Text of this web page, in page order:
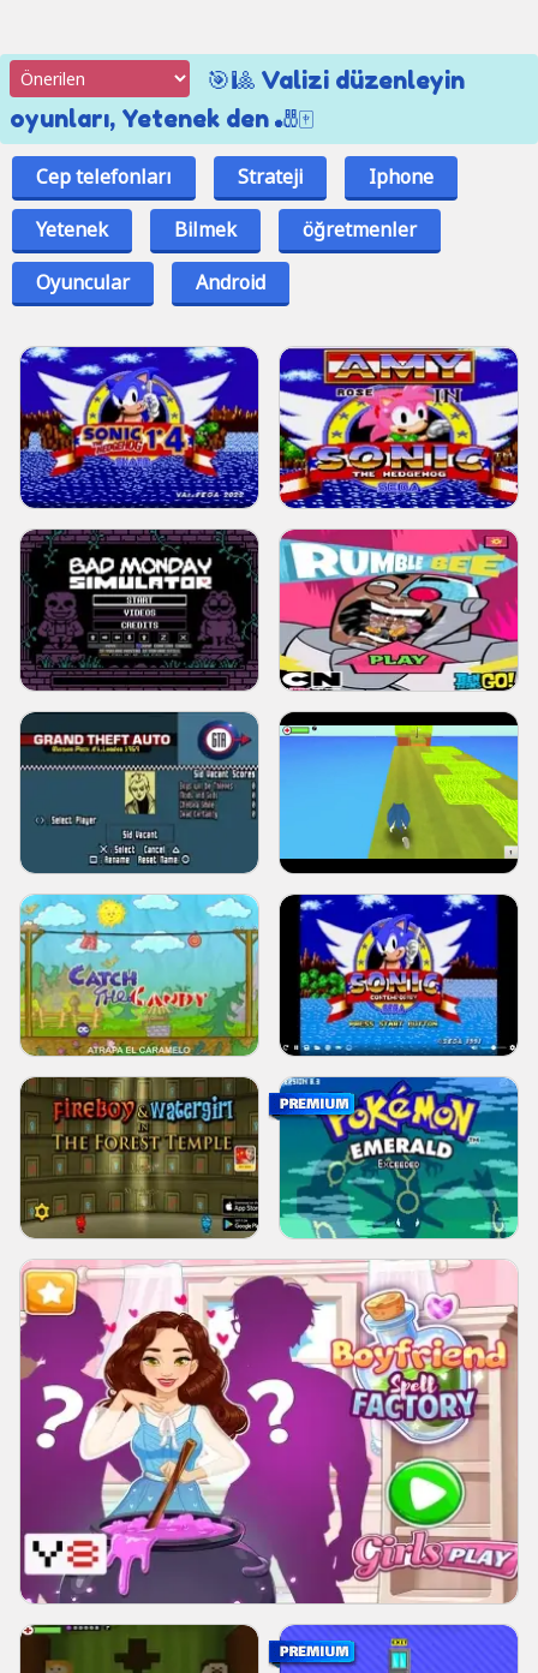
🎯🎱 Valizi düzenleyin
oyunları, Yetenek den 🎳🀄
Cep telefonları Strateji
Iphone
Yetenek
Bilmek
öğretmenler
Oyuncular
Android